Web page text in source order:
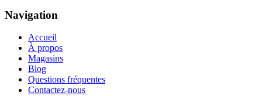
Navigation
Accueil
À propos
Magasins
Blog
Questions fréquentes
Contactez-nous